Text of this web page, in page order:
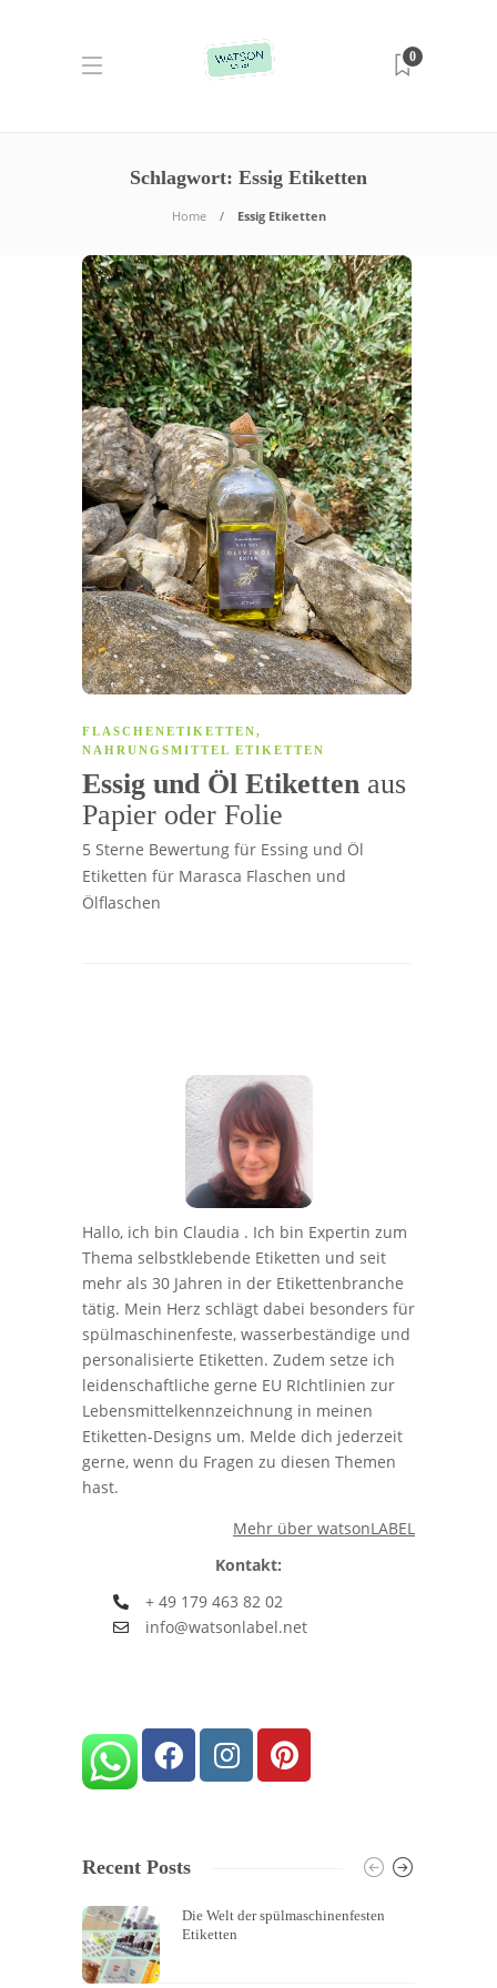
0
Schlagwort: Essig Etiketten
Home Essig Etiketten
FLASCHENETIKETTEN,
NAHRUNGSMITTEL ETIKETTEN
Essig und Öl Etiketten aus
Papier oder Folie
5 Sterne Bewertung für Essing und Öl
Etiketten für Marasca Flaschen und
Ölflaschen
Hallo, ich bin Claudia . Ich bin Expertin zum
Thema selbstklebende Etiketten und seit
mehr als 30 Jahren in der Etikettenbranche
tätig. Mein Herz schlägt dabei besonders für
spülmaschinenfeste, wasserbeständige und
personalisierte Etiketten. Zudem setze ich
leidenschaftliche gerne EU RIchtlinien zur
Lebensmittelkennzeichnung in meinen
Etiketten-Designs um. Melde dich jederzeit
gerne, wenn du Fragen zu diesen Themen
hast.
Mehr über watsonLABEL
Kontakt:
+ 49 179 463 82 02
info@watsonlabel.net
Recent Posts
Die Welt der spülmaschinenfesten
Etiketten